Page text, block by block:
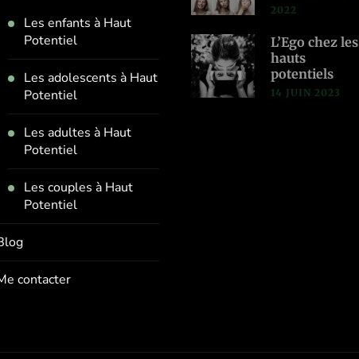
Les enfants à Haut
Potentiel
Les adolescents à Haut
Potentiel
Les adultes à Haut
Potentiel
Les couples à Haut
Potentiel
contacter
2022
L’Ego chez les
hauts
potentiels
14 JUIN 2023